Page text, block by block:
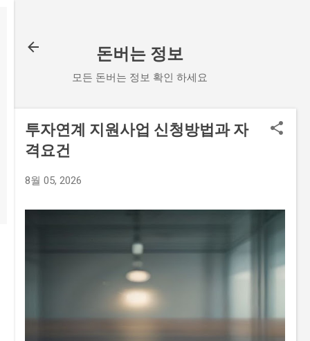
돈버는 정보
모든 돈버는 정보 확인 하세요
투자연계 지원사업 신청방법과 자
격요건
8월 05, 2026